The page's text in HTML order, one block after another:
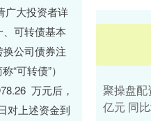
大投资者详
可转债基本
公司债券注
可转债”）
万元后，
对上述资金到
聚操盘
亿元 同